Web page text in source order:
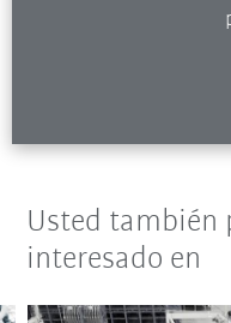
Usted también
interesado en